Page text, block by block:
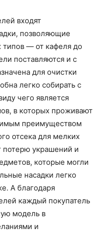
входят
позволяющие
типов — от кафеля до
поставляются и с
для очистки
легко собирать с
чего является
в которых проживают
преимуществом
отсека для мелких
потерю украшений и
которые могли
насадки легко
А благодаря
каждый покупатель
модель в
и